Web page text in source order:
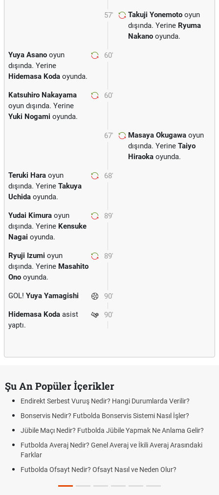
57' Takuji Yonemoto oyun
dışında. Yerine Ryuma
Nakano oyunda.
60'
Yuya Asano oyun
dışında. Yerine
Hidemasa Koda oyunda.
60'
Katsuhiro Nakayama
oyun dışında. Yerine
Yuki Nogami oyunda.
67' Masaya Okugawa oyun
dışında. Yerine Taiyo
Hiraoka oyunda.
68'
Teruki Hara oyun
dışında. Yerine Takuya
Uchida oyunda.
89'
Yudai Kimura oyun
dışında. Yerine Kensuke
Nagai oyunda.
89'
Ryuji Izumi oyun
dışında. Yerine Masahito
Ono oyunda.
90'
GOL! Yuya Yamagishi
90'
Hidemasa Koda asist
yaptı.
Şu An Popüler İçerikler
Endirekt Serbest Vuruş Nedir? Hangi Durumlarda Verilir?
Bonservis Nedir? Futbolda Bonservis Sistemi Nasıl İşler?
Jübile Maçı Nedir? Futbolda Jübile Yapmak Ne Anlama Gelir?
Futbolda Averaj Nedir? Genel Averaj ve İkili Averaj Arasındaki
Farklar
Futbolda Ofsayt Nedir? Ofsayt Nasıl ve Neden Olur?